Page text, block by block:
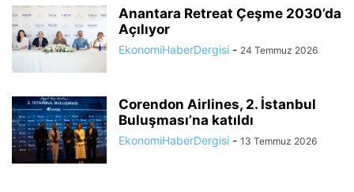
Anantara Retreat Çeşme 2030’da
Açılıyor
EkonomiHaberDergisi - 24 Temmuz 2026
Corendon Airlines, 2. İstanbul
Buluşması’na katıldı
EkonomiHaberDergisi - 13 Temmuz 2026